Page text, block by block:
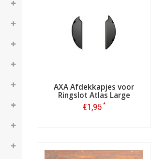
AXA Afdekkapjes voor
Ringslot Atlas Large
€1,95 *